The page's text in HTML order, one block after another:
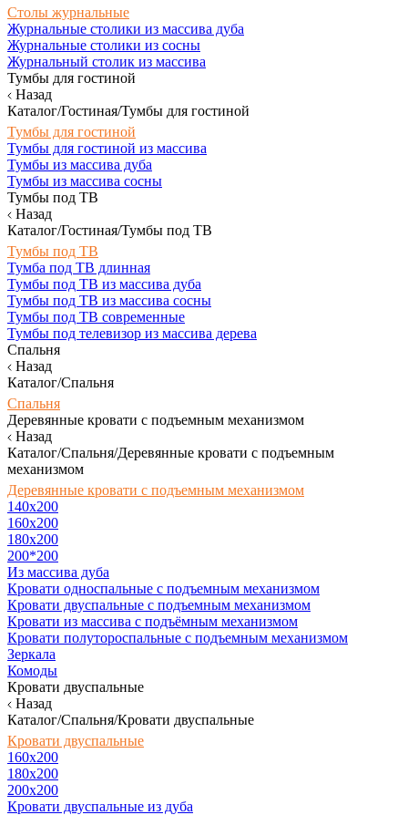
Столы журнальные
Журнальные столики из массива дуба
Журнальные столики из сосны
Журнальный столик из массива
Тумбы для гостиной
Назад
Каталог/Гостиная/Тумбы для гостиной
Тумбы для гостиной
Тумбы для гостиной из массива
Тумбы из массива дуба
Тумбы из массива сосны
Тумбы под ТВ
Назад
Каталог/Гостиная/Тумбы под ТВ
Тумбы под ТВ
Тумба под ТВ длинная
Тумбы под ТВ из массива дуба
Тумбы под ТВ из массива сосны
Тумбы под ТВ современные
Тумбы под телевизор из массива дерева
Спальня
Назад
Каталог/Спальня
Спальня
Деревянные кровати с подъемным механизмом
Назад
Каталог/Спальня/Деревянные кровати с подъемным
механизмом
Деревянные кровати с подъемным механизмом
140x200
160х200
180х200
200*200
Из массива дуба
Кровати односпальные с подъемным механизмом
Кровати двуспальные с подъемным механизмом
Кровати из массива с подъёмным механизмом
Кровати полутороспальные с подъемным механизмом
Зеркала
Комоды
Кровати двуспальные
Назад
Каталог/Спальня/Кровати двуспальные
Кровати двуспальные
160х200
180x200
200x200
Кровати двуспальные из дуба